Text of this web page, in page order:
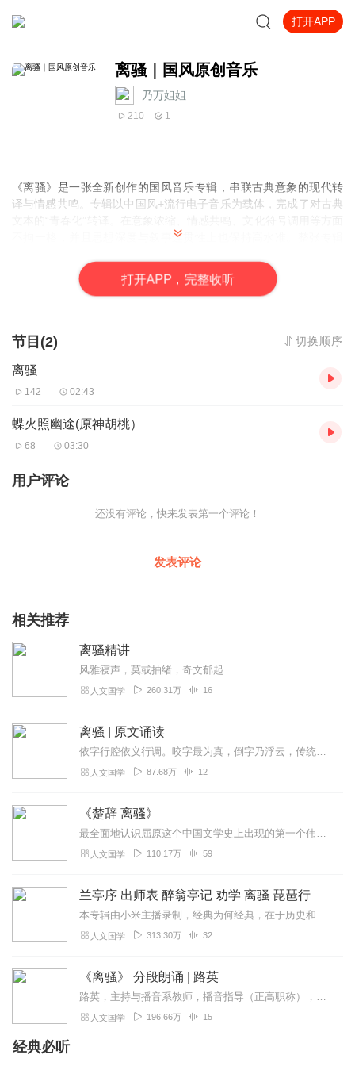
打开APP
离骚｜国风原创音乐
乃万姐姐
210 1
《离骚》是一张全新创作的国风音乐专辑，串联古典意象的现代转
译与情感共鸣。专辑以中国风+流行电子音乐为载体，完成了对古典
不拘一格，并且思想深度与叙事连贯性上也保持高水准。整张专辑
年楚辞的松烟墨香与新世代少年的电子声纹完成了一场量子纠缠。
这不是简单的古风翻唱，而是一曲用声波搭建的时空虫洞——前奏
打开APP，完整收听
节目(2) 切换顺序
离骚
142 02:43
蝶火照幽途(原神胡桃）
68 03:30
用户评论
还没有评论，快来发表第一个评论！
发表评论
相关推荐
离骚精讲
风雅寝声，莫或抽绪，奇文郁起
人文国学 260.31万 16
离骚 | 原文诵读
依字行腔依义行调。咬字最为真，倒字乃浮云，传统调是基础，见字而歌终为本。有声阅读，含章可贞！以吟诵通读中华优秀文化原典，以吟诵引领更深层次的自由阅读，以吟诵还原...
人文国学 87.68万 12
《楚辞 离骚》
最全面地认识屈原这个中国文学史上出现的第一个伟大的爱国主义诗人；最完整地解读屈原用自己生命所谱写的诗篇。
人文国学 110.17万 59
兰亭序 出师表 醉翁亭记 劝学 离骚 琵琶行
本专辑由小米主播录制，经典为何经典，在于历史和时代赋予了它魅力，细细品味，犹如一盏清茗，唇齿间回味；更似一场游戏，红尘处嬉闹，世间百态，不过于此吧！个人一些喜欢...
人文国学 313.30万 32
《离骚》 分段朗诵 | 路英
路英，主持与播音系教师，播音指导（正高职称），国家级普通话测试员，省播音与主持研究会顾问，省演讲与口才学会顾问。曾担任过两年的主持人，被称为湖南电视“拓荒牛”，...
人文国学 196.66万 15
经典必听